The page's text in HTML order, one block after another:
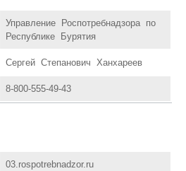
Управление Роспотребнадзора по
Республике Бурятия
Сергей Степанович Ханхареев
8-800-555-49-43
03.rospotrebnadzor.ru